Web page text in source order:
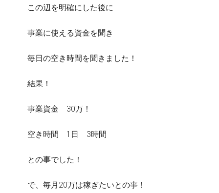
この辺を明確にした後に
事業に使える資金を聞き
毎日の空き時間を聞きました！
結果！
事業資金 30万！
空き時間 1日 3時間
との事でした！
で、毎月20万は稼ぎたいとの事！